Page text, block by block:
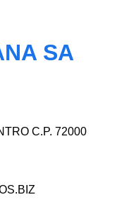
SA
C.P. 72000